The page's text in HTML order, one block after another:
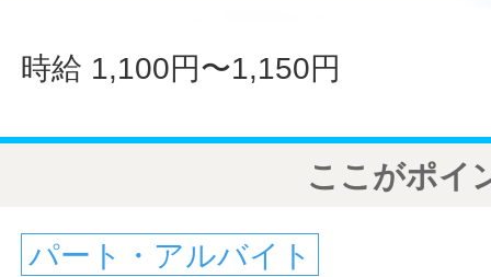
時給 1,100円〜1,150円
ここがポイ
パート・アルバイト